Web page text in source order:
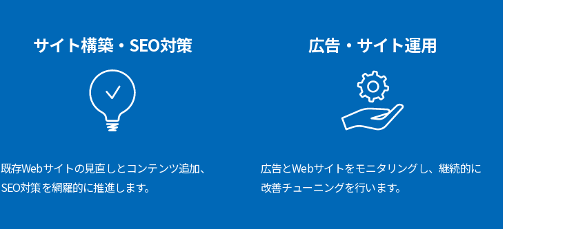
サイト構築・SEO対策
既存Webサイトの見直しとコンテンツ追加、
SEO対策を網羅的に推進します。
広告・サイト運用
広告とWebサイトをモニタリングし、継続的に
改善チューニングを行います。